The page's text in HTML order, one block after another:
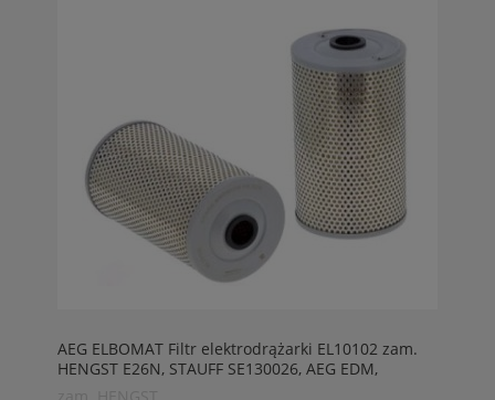
AEG ELBOMAT Filtr elektrodrążarki EL10102 zam.
HENGST E26N, STAUFF SE130026, AEG EDM,